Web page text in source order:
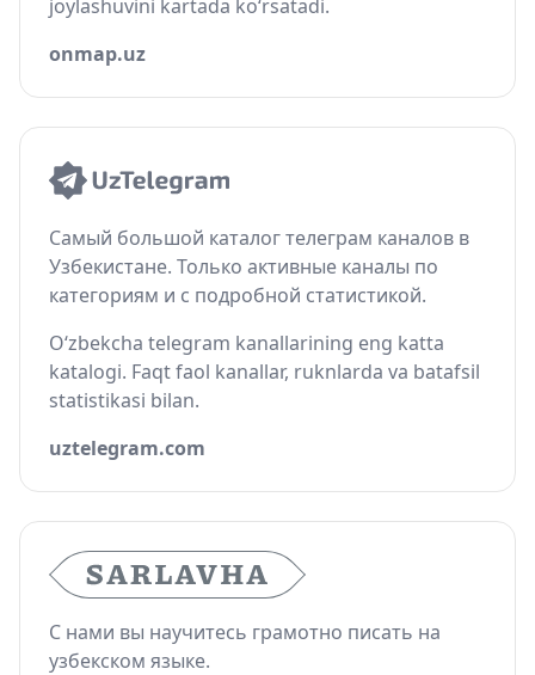
joylashuvini kartada ko‘rsatadi.
onmap.uz
Самый большой каталог телеграм каналов в
Узбекистане. Только активные каналы по
категориям и с подробной статистикой.
O‘zbekcha telegram kanallarining eng katta
katalogi. Faqt faol kanallar, ruknlarda va batafsil
statistikasi bilan.
uztelegram.com
С нами вы научитесь грамотно писать на
узбекском языке.